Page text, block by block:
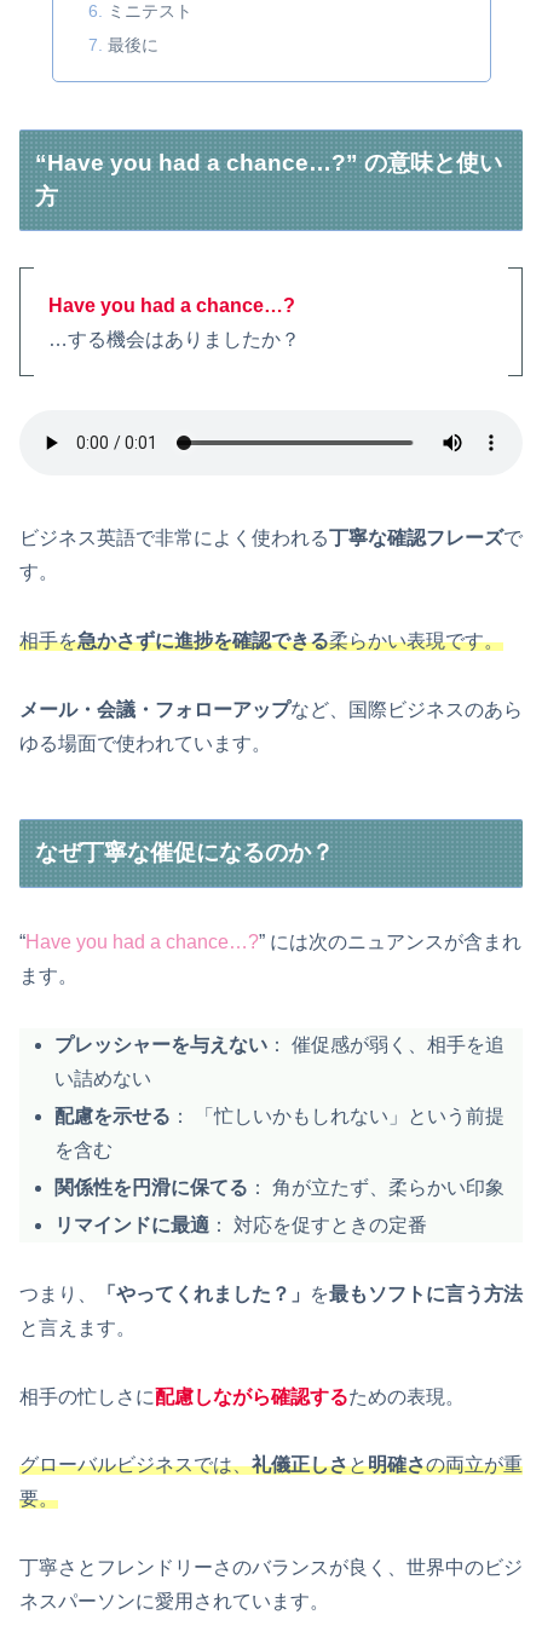
ミニテスト
最後に
“Have you had a chance…?” の意味と使い
方
Have you had a chance…?
…する機会はありましたか？
ビジネス英語で非常によく使われる丁寧な確認フレーズで
す。
相手を急かさずに進捗を確認できる柔らかい表現です。
メール・会議・フォローアップなど、国際ビジネスのあら
ゆる場面で使われています。
なぜ丁寧な催促になるのか？
“Have you had a chance…?” には次のニュアンスが含まれ
ます。
プレッシャーを与えない ： 催促感が弱く、相手を追
い詰めない
配慮を示せる ： 「忙しいかもしれない」という前提
を含む
関係性を円滑に保てる ： 角が立たず、柔らかい印象
リマインドに最適 ： 対応を促すときの定番
つまり、 「やってくれました？」 を最もソフトに言う方法
と言えます。
相手の忙しさに配慮しながら確認するための表現。
グローバルビジネスでは、礼儀正しさと明確さの両立が重
要。
丁寧さとフレンドリーさのバランスが良く、世界中のビジ
ネスパーソンに愛用されています。